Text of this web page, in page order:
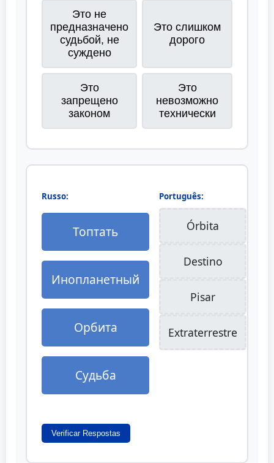
Это не
предназначено
судьбой, не
суждено
Это слишком
дорого
Это
запрещено
законом
Это
невозможно
технически
Russo:
Топтать
Инопланетный
Орбита
Судьба
Português:
Órbita
Destino
Pisar
Extraterrestre
Verificar Respostas